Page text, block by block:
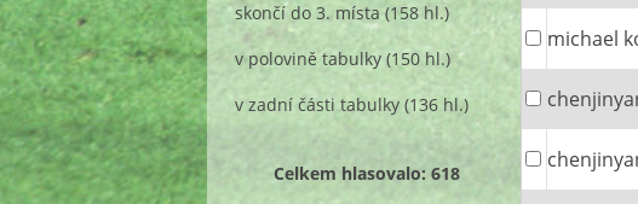
skončí do 3. místa(158 hl.)
v polovině tabulky (150 hl.)
v zadní části tabulky (136 hl.)
Celkem hlasovalo: 618
michael